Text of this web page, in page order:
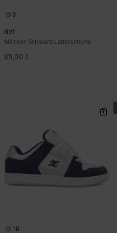
3
Net
Männer Schwarz Lederschuhe
85,00 €
10